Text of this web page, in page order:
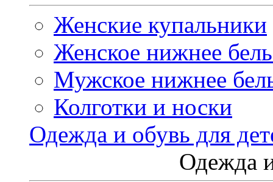
Женские купальники
Женское нижнее
Мужское нижнее
Колготки и носки
Одежда и обувь для
Одежда